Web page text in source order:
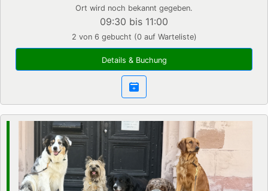
Ort wird noch bekannt gegeben.
09:30 bis 11:00
2 von 6 gebucht (0 auf Warteliste)
Details & Buchung